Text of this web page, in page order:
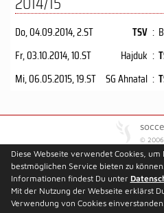
Do, 04.09.2014, 2.ST TSV :
Fr, 03.10.2014, 10.ST Hajduk :
Mi, 06.05.2015, 19.ST SG Ahnatal :
©
Kontakt
Diese Webseite verwendet Cookies, um
bestmöglichen Service bieten zu
Informationen findest Du unter
Mit der Nutzung der Webseite erklärst
Verwendung von Cookies